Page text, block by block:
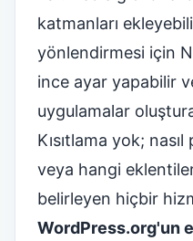
katmanları
yönlendirmesi için
ince ayar yapabilir
uygulamalar
Kısıtlama yok; nasıl
veya hangi
belirleyen hiçbir
WordPress.org'un